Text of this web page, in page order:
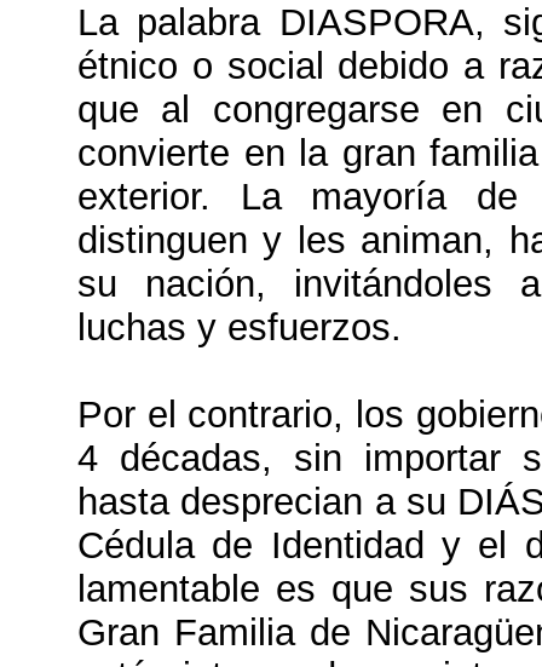
La palabra DIASPORA,
étnico o social debido a
que al congregarse en
convierte en la gran
exterior. La mayoría
distinguen y les animan,
su nación, invitándoles
luchas y esfuerzos.
Por el contrario, los
4 décadas, sin importar
hasta desprecian a su
Cédula de Identidad y el
lamentable es que sus
Gran Familia de